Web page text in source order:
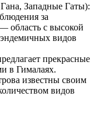
Западные Гаты):
за
область с высокой
видов
прекрасные
в Гималаях.
известны своим
видов